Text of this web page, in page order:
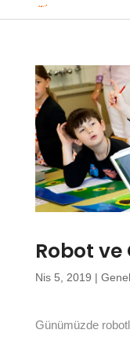
Robot ve
Nis 5, 2019 | Genel
Günümüzde